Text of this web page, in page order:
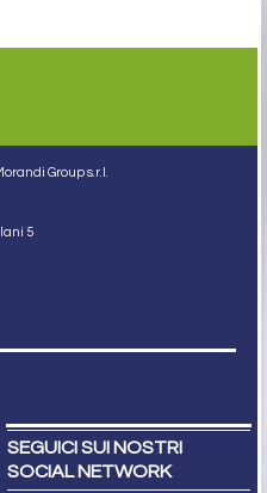
Group s.r.l.
5
SEGUICI SUI NOSTRI
SOCIAL NETWORK